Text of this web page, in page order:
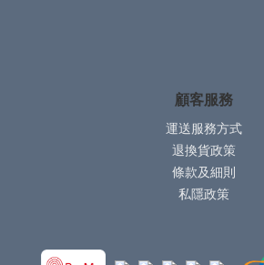
顧客服務
運送服務方式
退換貨政策
條款及細則
私隱政策